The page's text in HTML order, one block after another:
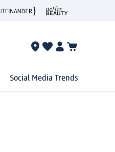
Social Media Trends